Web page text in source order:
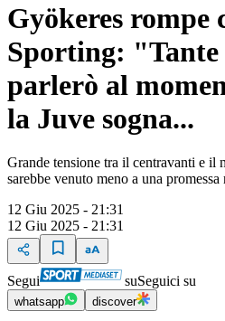
Gyökeres rompe
Sporting: "Tante
parlerò al
la Juve sogna...
Grande tensione tra il centravanti e il
sarebbe venuto meno a una
12 Giu 2025 - 21:31
12 Giu 2025 - 21:31
Segui suSeguici su
whatsapp discover